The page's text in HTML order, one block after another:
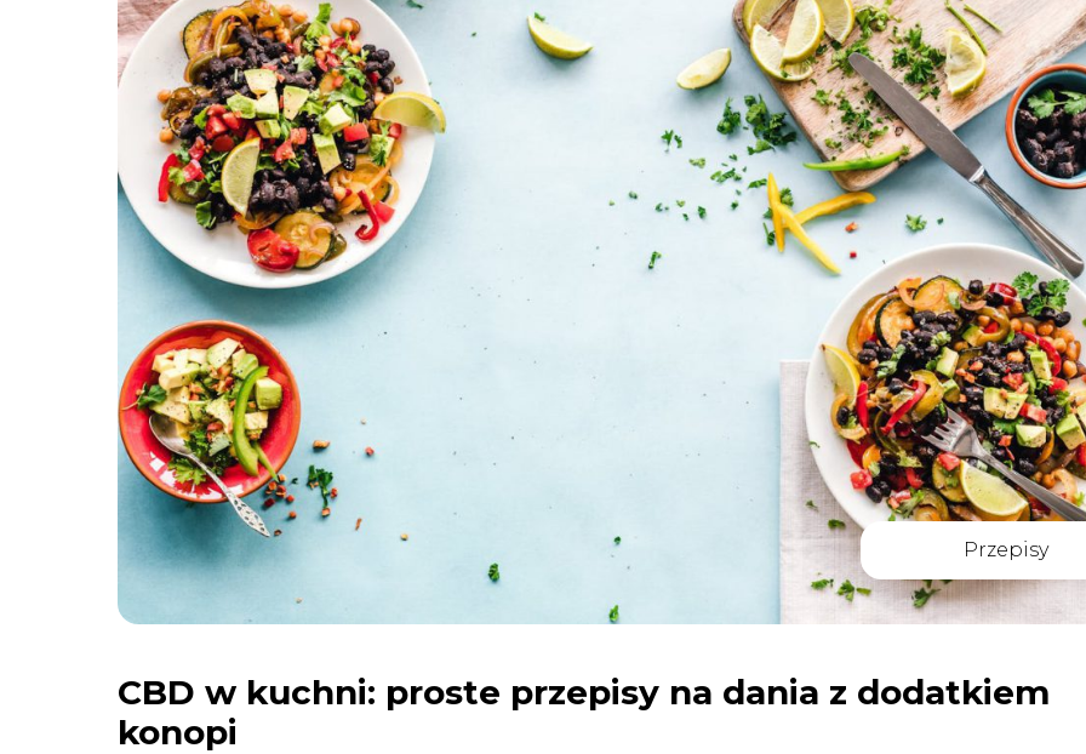
Przepisy
CBD w kuchni: proste przepisy na dania z dodatkiem
konopi